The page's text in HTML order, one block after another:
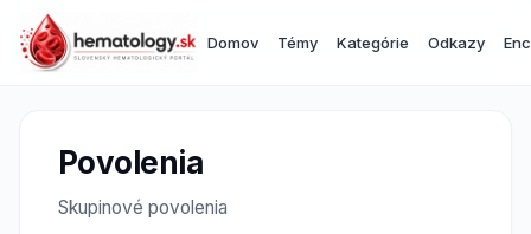
Domov Témy Kategórie Odkazy
Povolenia
Skupinové povolenia